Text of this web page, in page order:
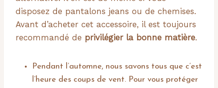
disposez de pantalons jeans ou de chemises.
Avant d’acheter cet accessoire, il est toujours
recommandé de privilégier la bonne matière.
Pendant l’automne, nous savons tous que c’est
l’heure des coups de vent. Pour vous protéger